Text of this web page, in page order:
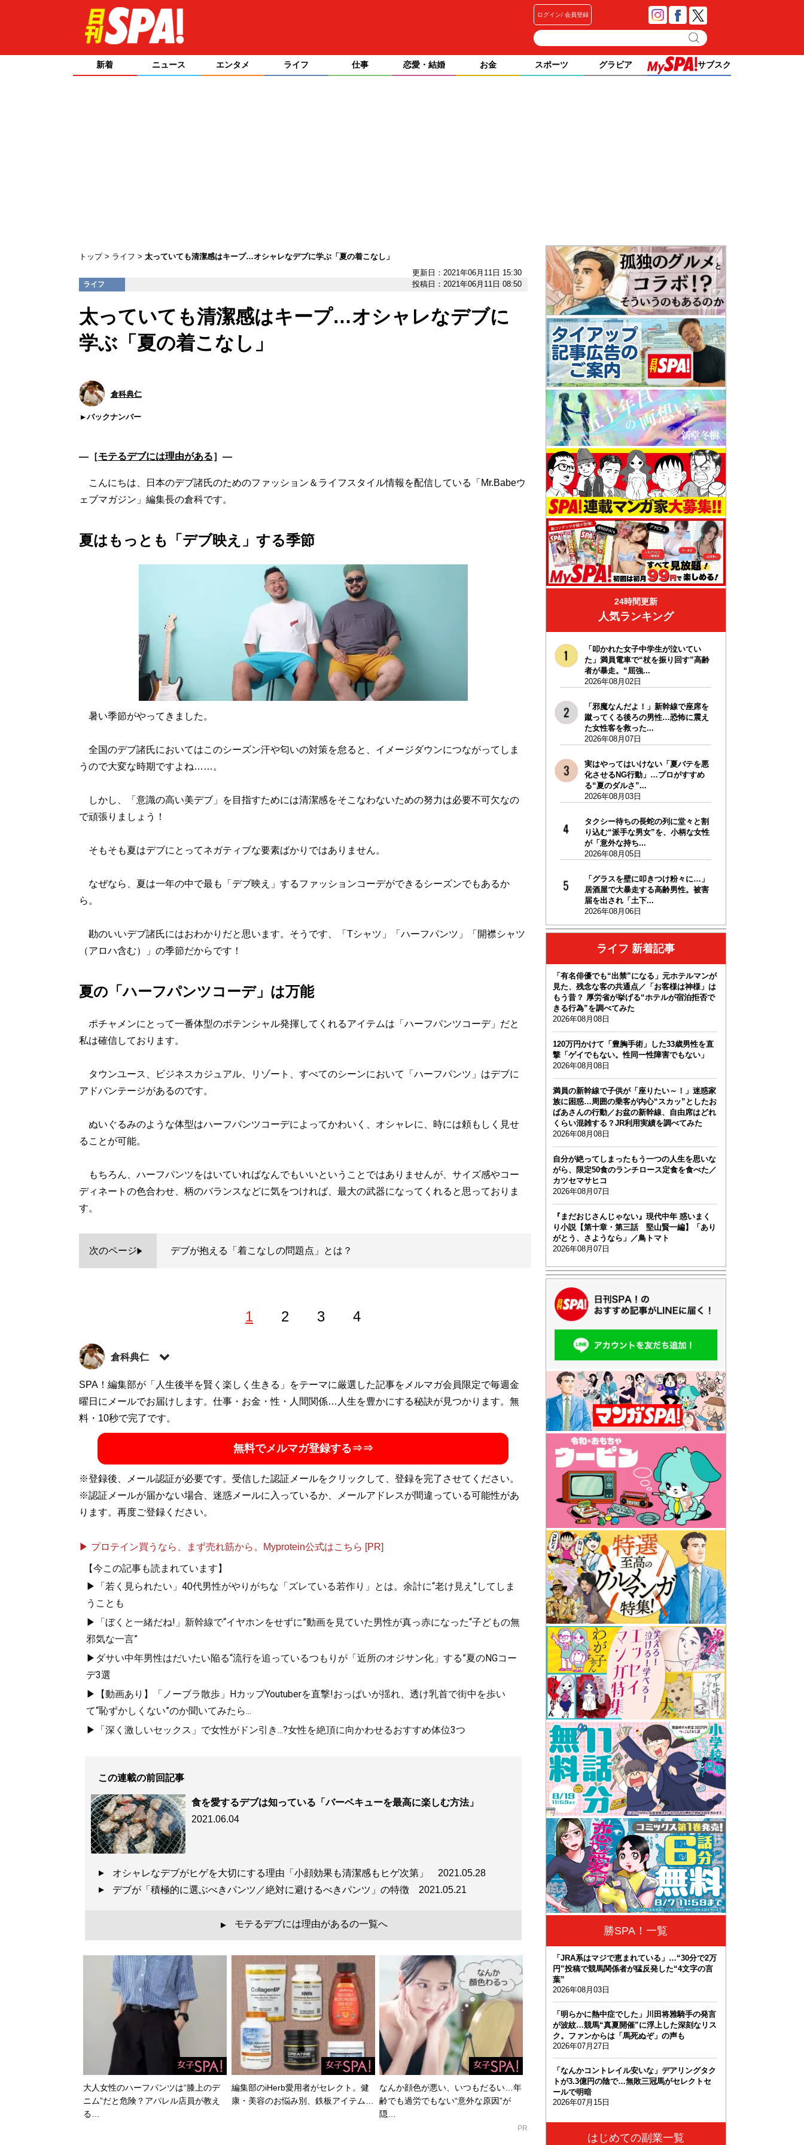
ログイン 会員登録
新着 ニュース エンタメ ライフ 仕事 恋愛・結婚 お金 スポーツ グラビア サブスク
トップ ライフ
太っていても清潔感はキープ…オシャレなデブに学ぶ「夏の着こなし」
更新日：2021年06月11日 15:30
ライフ 投稿日：2021年06月11日 08:50
太っていても清潔感はキープ…オシャレなデブに
学ぶ「夏の着こなし」
倉科典仁
バックナンバー
―［モテるデブには理由がある］―
こんにちは、日本のデブ諸氏のためのファッション＆ライフスタイル情報を配信している「Mr.Babeウ
ェブマガジン」編集長の倉科です。
夏はもっとも「デブ映え」する季節
暑い季節がやってきました。
全国のデブ諸氏においてはこのシーズン汗や匂いの対策を怠ると、イメージダウンにつながってしま
うので大変な時期ですよね……。
しかし、「意識の高い美デブ」を目指すためには清潔感をそこなわないための努力は必要不可欠なの
で頑張りましょう！
そもそも夏はデブにとってネガティブな要素ばかりではありません。
なぜなら、夏は一年の中で最も「デブ映え」するファッションコーデができるシーズンでもあるか
ら。
勘のいいデブ諸氏にはおわかりだと思います。そうです、「Tシャツ」「ハーフパンツ」「開襟シャツ
（アロハ含む）」の季節だからです！
夏の「ハーフパンツコーデ」は万能
ポチャメンにとって一番体型のポテンシャル発揮してくれるアイテムは「ハーフパンツコーデ」だと
私は確信しております。
タウンユース、ビジネスカジュアル、リゾート、すべてのシーンにおいて「ハーフパンツ」はデブに
アドバンテージがあるのです。
ぬいぐるみのような体型はハーフパンツコーデによってかわいく、オシャレに、時には頼もしく見せ
ることが可能。
もちろん、ハーフパンツをはいていればなんでもいいということではありませんが、サイズ感やコー
ディネートの色合わせ、柄のバランスなどに気をつければ、最大の武器になってくれると思っておりま
す。
次のページ デブが抱える「着こなしの問題点」とは？
1 2 3 4
倉科典仁
渋谷系ファッション雑誌『MEN’S KNUCKLE』や暴走族雑誌『ティーンズロード』などエッジの効いた
若者カルチャーをテーマにした雑誌を多数手掛ける。現在はWebマガジン『Mr.Babe』でデブに特化した
ファッション＆ライフスタイル情報を発信中。また、デブ限定の会員制オンラインサロン「Mr.Babe BIG
MAN’s LABO」、大きいサイズのファッション通販サイト「Mr.Babe STORE」を開設。大きな男たちだ
けで日本の経済を向上させるべく奮闘中。X（旧Twitter）：@nori09140914
記事一覧へ
SPA！編集部が「人生後半を賢く楽しく生きる」をテーマに厳選した記事をメルマガ会員限定で毎週金
曜日にメールでお届けします。仕事・お金・性・人間関係…人生を豊かにする秘訣が見つかります。無
料・10秒で完了です。
無料でメルマガ登録する⇒⇒
※登録後、メール認証が必要です。受信した認証メールをクリックして、登録を完了させてください。
※認証メールが届かない場合、迷惑メールに入っているか、メールアドレスが間違っている可能性があ
ります。再度ご登録ください。
▶ プロテイン買うなら、まず売れ筋から。Myprotein公式はこちら [PR]
【今この記事も読まれています】
▶「若く見られたい」40代男性がやりがちな「ズレている若作り」とは。余計に“老け見え”してしま
うことも
▶「ぼくと一緒だね!」新幹線で“イヤホンをせずに”動画を見ていた男性が真っ赤になった“子どもの無
邪気な一言”
▶ダサい中年男性はだいたい陥る“流行を追っているつもりが「近所のオジサン化」する”夏のNGコー
デ3選
▶【動画あり】「ノーブラ散歩」HカップYoutuberを直撃!おっぱいが揺れ、透け乳首で街中を歩い
て“恥ずかしくない”のか聞いてみたら...
▶「深く激しいセックス」で女性がドン引き...?女性を絶頂に向かわせるおすすめ体位3つ
この連載の前回記事
食を愛するデブは知っている「バーベキューを最高に楽しむ方法」
2021.06.04
オシャレなデブがヒゲを大切にする理由「小顔効果も清潔感もヒゲ次第」 2021.05.28
デブが「積極的に選ぶべきパンツ／絶対に避けるべきパンツ」の特徴 2021.05.21
▲ モテるデブには理由があるの一覧へ
大人女性のハーフパンツは“膝上のデ
ニム”だと危険？アパレル店員が教え
る…
編集部のiHerb愛用者がセレクト。健
康・美容のお悩み別、鉄板アイテム…
なんか顔色が悪い、いつもだるい…年
齢でも過労でもない“意外な原因”が
隠…
PR
24時間更新
人気ランキング
「叩かれた女子中学生が泣いてい
た」満員電車で“杖を振り回す”高齢
者が暴走。“屈強...
2026年08月02日
「邪魔なんだよ！」新幹線で座席を
蹴ってくる後ろの男性…恐怖に震え
た女性客を救った...
2026年08月07日
実はやってはいけない「夏バテを悪
化させるNG行動」…プロがすすめ
る“夏のダルさ”...
2026年08月03日
タクシー待ちの長蛇の列に堂々と割
り込む“派手な男女”を、小柄な女性
が「意外な持ち...
2026年08月05日
「グラスを壁に叩きつけ粉々に…」
居酒屋で大暴走する高齢男性。被害
届を出され「土下...
2026年08月06日
ライフ 新着記事
「有名俳優でも“出禁”になる」元ホテルマンが
見た、残念な客の共通点／「お客様は神様」は
もう昔？ 厚労省が挙げる“ホテルが宿泊拒否で
きる行為”を調べてみた
2026年08月08日
120万円かけて「豊胸手術」した33歳男性を直
撃「ゲイでもない。性同一性障害でもない」
2026年08月08日
満員の新幹線で子供が「座りたい～！」迷惑家
族に困惑…周囲の乗客が内心“スカッ”としたお
ばあさんの行動／お盆の新幹線、自由席はどれ
くらい混雑する？JR利用実績を調べてみた
2026年08月08日
自分が絶ってしまったもう一つの人生を思いな
がら、限定50食のランチロース定食を食べた／
カツセマサヒコ
2026年08月07日
『まだおじさんじゃない』現代中年 惑いまく
り小説【第十章・第三話 堅山賢一編】「あり
がとう、さようなら」／鳥トマト
2026年08月07日
勝SPA！一覧
「JRA系はマジで恵まれている」…“30分で2万
円”投稿で競馬関係者が猛反発した“4文字の言
葉”
2026年08月03日
「明らかに熱中症でした」川田将雅騎手の発言
が波紋…競馬“真夏開催”に浮上した深刻なリス
ク。ファンからは「馬死ぬぞ」の声も
2026年07月27日
「なんかコントレイル安いな」デアリングタク
トが3.3億円の陰で…無敗三冠馬がセレクトセ
ールで明暗
2026年07月15日
はじめての副業一覧